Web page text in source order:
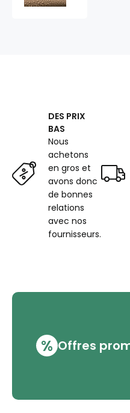
UV
WR
úpravou,
camel
DES PRIX
BAS
Nous
achetons
en gros et
avons donc
de bonnes
relations
avec nos
fournisseurs.
% Offres